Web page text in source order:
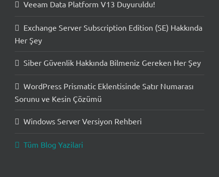
Veeam Data Platform V13 Duyuruldu!
Exchange Server Subscription Edition (SE) Hakkında
Her Şey
Siber Güvenlik Hakkında Bilmeniz Gereken Her Şey
WordPress Prismatic Eklentisinde Satır Numarası
Sorunu ve Kesin Çözümü
Windows Server Versiyon Rehberi
Tüm Blog Yazilari